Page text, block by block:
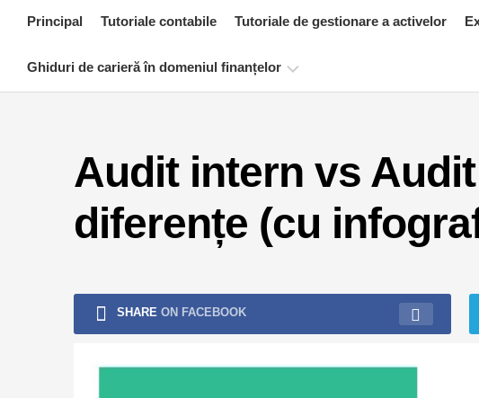
Principal Tutoriale contabile Tutoriale de gestionare a activelor
Ghiduri de carieră în domeniul finanțelor
certificare
financiară
Tutoriale
Formular
Audit intern vs
diferențe (cu
SHARE ON FACEBOOK